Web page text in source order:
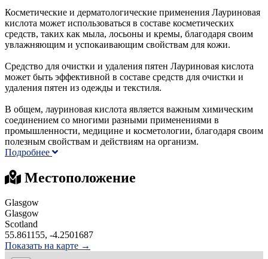
Косметические и дерматологические применения Лауриновая
кислота может использоваться в составе косметических
средств, таких как мыла, лосьоны и кремы, благодаря своим
увлажняющим и успокаивающим свойствам для кожи.
Средство для очистки и удаления пятен Лауриновая кислота
может быть эффективной в составе средств для очистки и
удаления пятен из одежды и текстиля.
В общем, лауриновая кислота является важным химическим
соединением со многими разными применениями в
промышленности, медицине и косметологии, благодаря своим
полезным свойствам и действиям на организм.
Подробнее
Местоположение
Glasgow
Glasgow
Scotland
55.861155, -4.2501687
Показать на карте →